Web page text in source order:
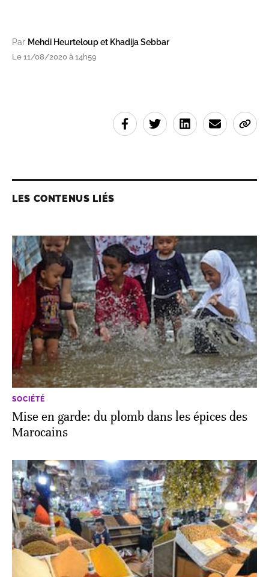
Par Mehdi Heurteloup et Khadija Sebbar
Le 11/08/2020 à 14h59
LES CONTENUS LIÉS
SOCIÉTÉ
Mise en garde: du plomb dans les épices des
Marocains